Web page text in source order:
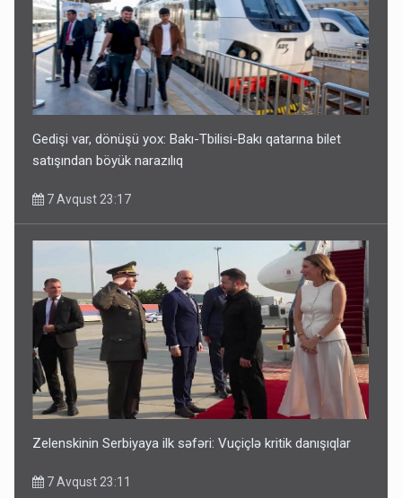
Geri çağırılan səfir Abel Məhərrəmovun oğludur - DOSYE
7 Avqust 14:07
Media və Yayım Şurasına əlavə hüquq və vəzifələr verilib
7 Avqust 13:24
Gedişi var, dönüşü yox: Bakı-Tbilisi-Bakı qatarına bilet
satışından böyük narazılıq
7 Avqust 23:17
Zelenskinin Serbiyaya ilk səfəri: Vuçiçlə kritik danışıqlar
7 Avqust 23:11